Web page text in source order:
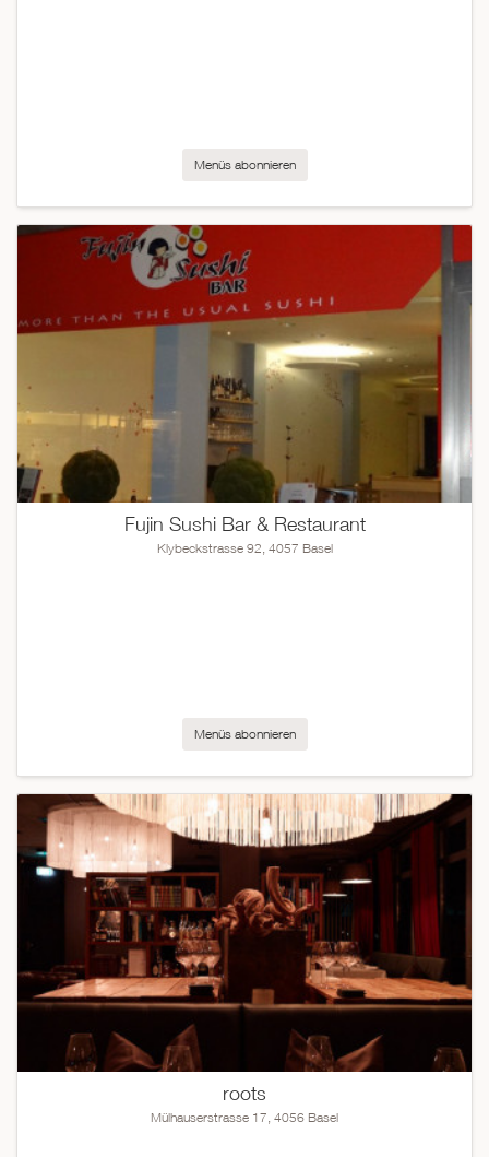
Menüs abonnieren
Fujin Sushi Bar & Restaurant
Klybeckstrasse 92, 4057 Basel
Menüs abonnieren
roots
Mülhauserstrasse 17, 4056 Basel